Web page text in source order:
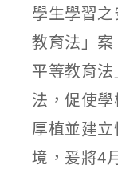
學生學習
教育法」
平等教育
法，促使
厚植並建
境，爰將4